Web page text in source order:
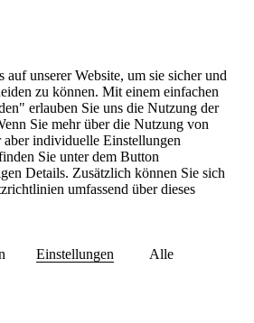
auf unserer Website, um sie sicher und
zu können. Mit einem einfachen
erlauben Sie uns die Nutzung der
Sie mehr über die Nutzung von
aber individuelle Einstellungen
Sie unter dem Button
Details. Zusätzlich können Sie sich
umfassend über dieses
Einstellungen
Alle